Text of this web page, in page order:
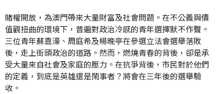
賭權開放，為澳門帶來大量財富及社會問題。在不公義與價
值觀扭曲的環境下，普遍對政治冷感的青年選擇默不作聲。
三位青年蘇嘉濠、周庭希及楊晚亭在參選立法會選舉落敗
後，走上街頭政治的道路。然而，燃燒青春的背後，卻是承
受大量來自社會及家庭的壓力。在抗爭背後，市民對於他們
的定義，到底是英雄還是鬧事者？將會在三年後的選舉驗
收。